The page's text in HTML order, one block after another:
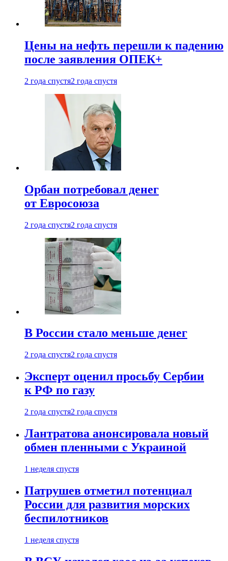
Цены на нефть перешли к падению
после заявления ОПЕК+
2 года спустя2 года спустя
Орбан потребовал денег
от Евросоюза
2 года спустя2 года спустя
В России стало меньше денег
2 года спустя2 года спустя
Эксперт оценил просьбу Сербии
к РФ по газу
2 года спустя2 года спустя
Лантратова анонсировала новый
обмен пленными с Украиной
1 неделя спустя
Патрушев отметил потенциал
России для развития морских
беспилотников
1 неделя спустя